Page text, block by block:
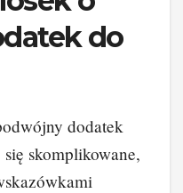
do
dodatek
skomplikowane,